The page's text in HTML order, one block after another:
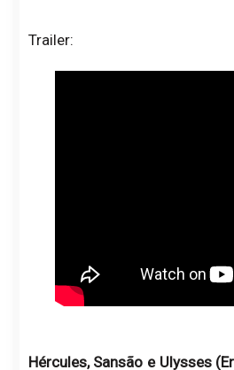
Trailer:
Hércules, Sansão e Ulysses